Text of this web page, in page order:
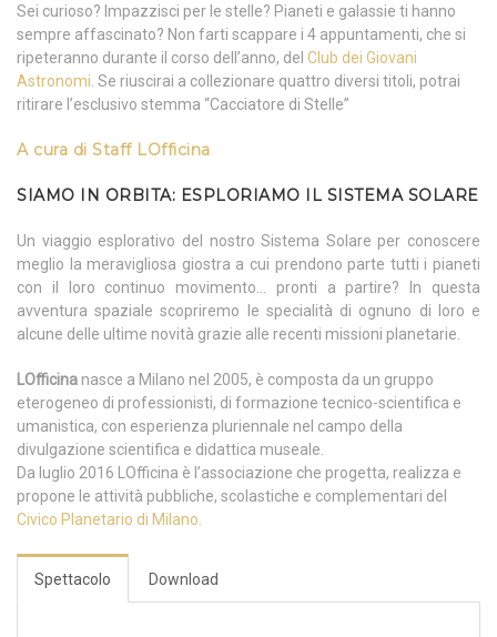
Sei curioso? Impazzisci per le stelle? Pianeti e galassie ti hanno
sempre affascinato? Non farti scappare i 4 appuntamenti, che si
ripeteranno durante il corso dell’anno, del Club dei Giovani
Astronomi . Se riuscirai a collezionare quattro diversi titoli, potrai
ritirare l’esclusivo stemma “Cacciatore di Stelle”
A cura di Staff LOfficina
SIAMO IN ORBITA: ESPLORIAMO IL SISTEMA SOLARE
Un viaggio esplorativo del nostro Sistema Solare per conoscere
meglio la meravigliosa giostra a cui prendono parte tutti i pianeti
con il loro continuo movimento… pronti a partire? In questa
avventura spaziale scopriremo le specialità di ognuno di loro e
alcune delle ultime novità grazie alle recenti missioni planetarie.
LOfficina nasce a Milano nel 2005, è composta da un gruppo
eterogeneo di professionisti, di formazione tecnico-scientifica e
umanistica, con esperienza pluriennale nel campo della
divulgazione scientifica e didattica museale.
Da luglio 2016 LOfficina è l’associazione che progetta, realizza e
propone le attività pubbliche, scolastiche e complementari del
Civico Planetario di Milano.
Spettacolo Download